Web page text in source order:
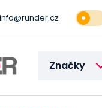
info@runder.cz
Značky